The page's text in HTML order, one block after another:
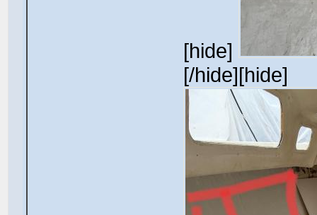
[hide]
[/hide][hide]